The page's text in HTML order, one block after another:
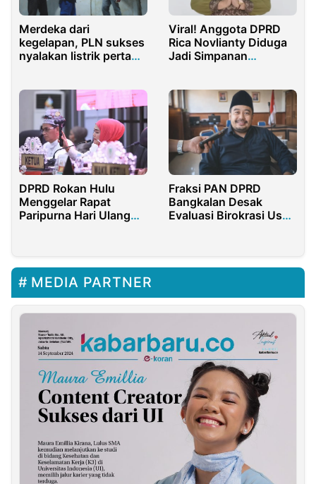
Merdeka dari
kegelapan, PLN sukses
nyalakan listrik pertama
Viral! Anggota DPRD
Rica Novlianty Diduga
Jadi Simpanan
DPRD Rokan Hulu
Menggelar Rapat
Paripurna Hari Ulang
Fraksi PAN DPRD
Bangkalan Desak
Evaluasi Birokrasi Usai
MEDIA PARTNER